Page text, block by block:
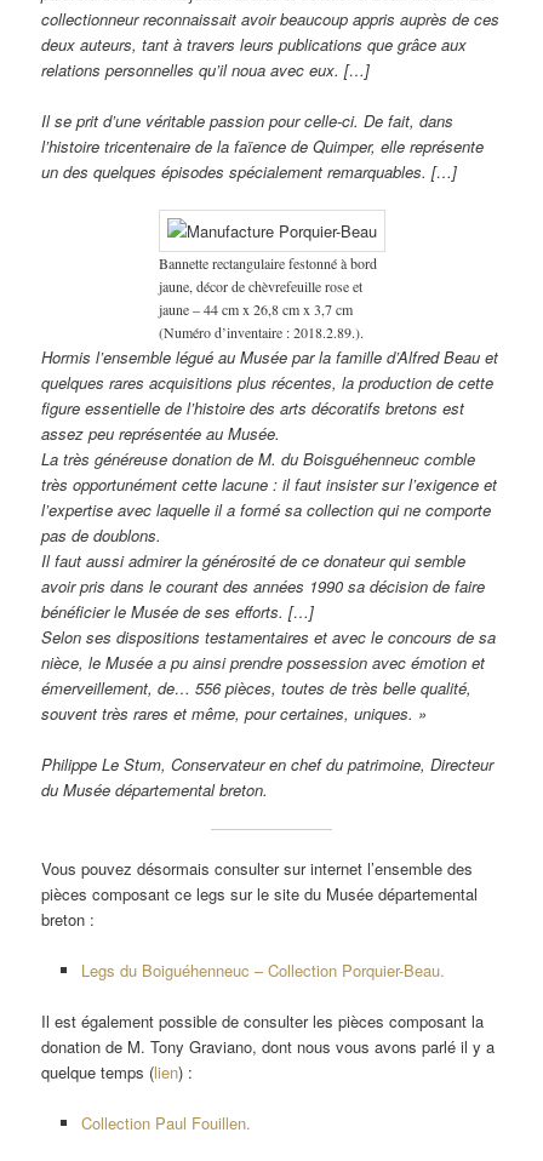
collectionneur reconnaissait avoir beaucoup appris auprès de ces
deux auteurs, tant à travers leurs publications que grâce aux
relations personnelles qu’il noua avec eux. […]
Il se prit d’une véritable passion pour celle-ci. De fait, dans
l’histoire tricentenaire de la faïence de Quimper, elle représente
un des quelques épisodes spécialement remarquables. […]
Bannette rectangulaire festonné à bord
jaune, décor de chèvrefeuille rose et
jaune – 44 cm x 26,8 cm x 3,7 cm
(Numéro d’inventaire : 2018.2.89.).
Hormis l’ensemble légué au Musée par la famille d’Alfred Beau et
quelques rares acquisitions plus récentes, la production de cette
figure essentielle de l’histoire des arts décoratifs bretons est
assez peu représentée au Musée.
La très généreuse donation de M. du Boisguéhenneuc comble
très opportunément cette lacune : il faut insister sur l’exigence et
l’expertise avec laquelle il a formé sa collection qui ne comporte
pas de doublons.
Il faut aussi admirer la générosité de ce donateur qui semble
avoir pris dans le courant des années 1990 sa décision de faire
bénéficier le Musée de ses efforts. […]
Selon ses dispositions testamentaires et avec le concours de sa
nièce, le Musée a pu ainsi prendre possession avec émotion et
émerveillement, de… 556 pièces, toutes de très belle qualité,
souvent très rares et même, pour certaines, uniques. »
Philippe Le Stum, Conservateur en chef du patrimoine, Directeur
du Musée départemental breton.
Vous pouvez désormais consulter sur internet l’ensemble des
pièces composant ce legs sur le site du Musée départemental
breton :
Legs du Boiguéhenneuc – Collection Porquier-Beau.
Il est également possible de consulter les pièces composant la
donation de M. Tony Graviano, dont nous vous avons parlé il y a
quelque temps (lien) :
Collection Paul Fouillen.